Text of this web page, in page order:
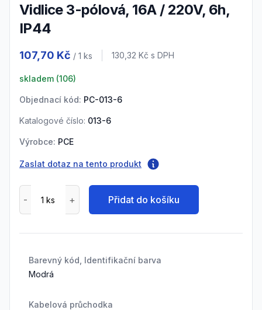
vidlice 3-pólová, 16A / 220V, 6h,
IP44
107,70 Kč / 1 ks Cena s DPH
130,32 Kč s DPH
skladem (106)
Objednací kód: PC-013-6
Katalogové číslo: 013-6
Výrobce: PCE
Zaslat dotaz na tento produkt
Přidat do košíku
Barevný kód, Identifikační barva
Modrá
Kabelová průchodka